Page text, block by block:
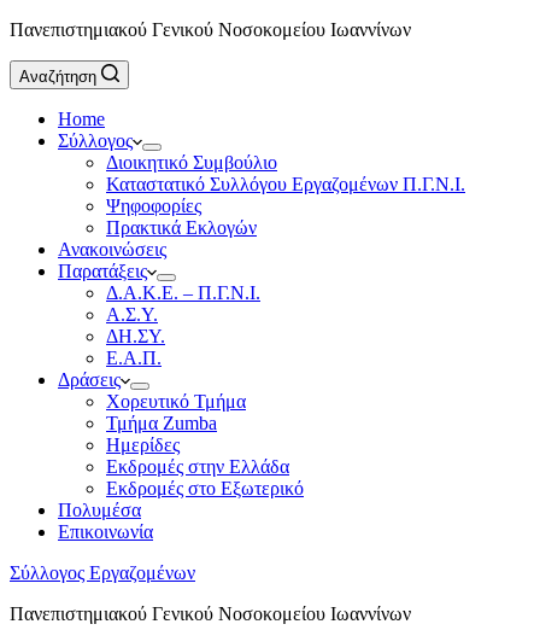
Πανεπιστημιακού Γενικού Νοσοκομείου Ιωαννίνων
Αναζήτηση
Home
Σύλλογος
Διοικητικό Συμβούλιο
Καταστατικό Συλλόγου Εργαζομένων Π.Γ.Ν.Ι.
Ψηφοφορίες
Πρακτικά Εκλογών
Ανακοινώσεις
Παρατάξεις
Δ.Α.Κ.Ε. – Π.Γ.Ν.Ι.
Α.Σ.Υ.
ΔΗ.ΣΥ.
Ε.Α.Π.
Δράσεις
Χορευτικό Τμήμα
Τμήμα Zumba
Ημερίδες
Εκδρομές στην Ελλάδα
Εκδρομές στο Εξωτερικό
Πολυμέσα
Επικοινωνία
Σύλλογος Εργαζομένων
Πανεπιστημιακού Γενικού Νοσοκομείου Ιωαννίνων